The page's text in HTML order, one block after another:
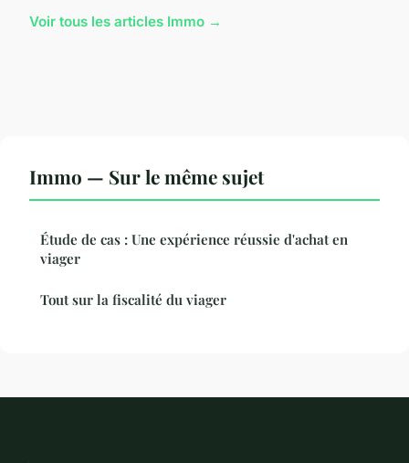
Voir tous les articles Immo →
Immo — Sur le même sujet
Étude de cas : Une expérience réussie d'achat en
viager
Tout sur la fiscalité du viager